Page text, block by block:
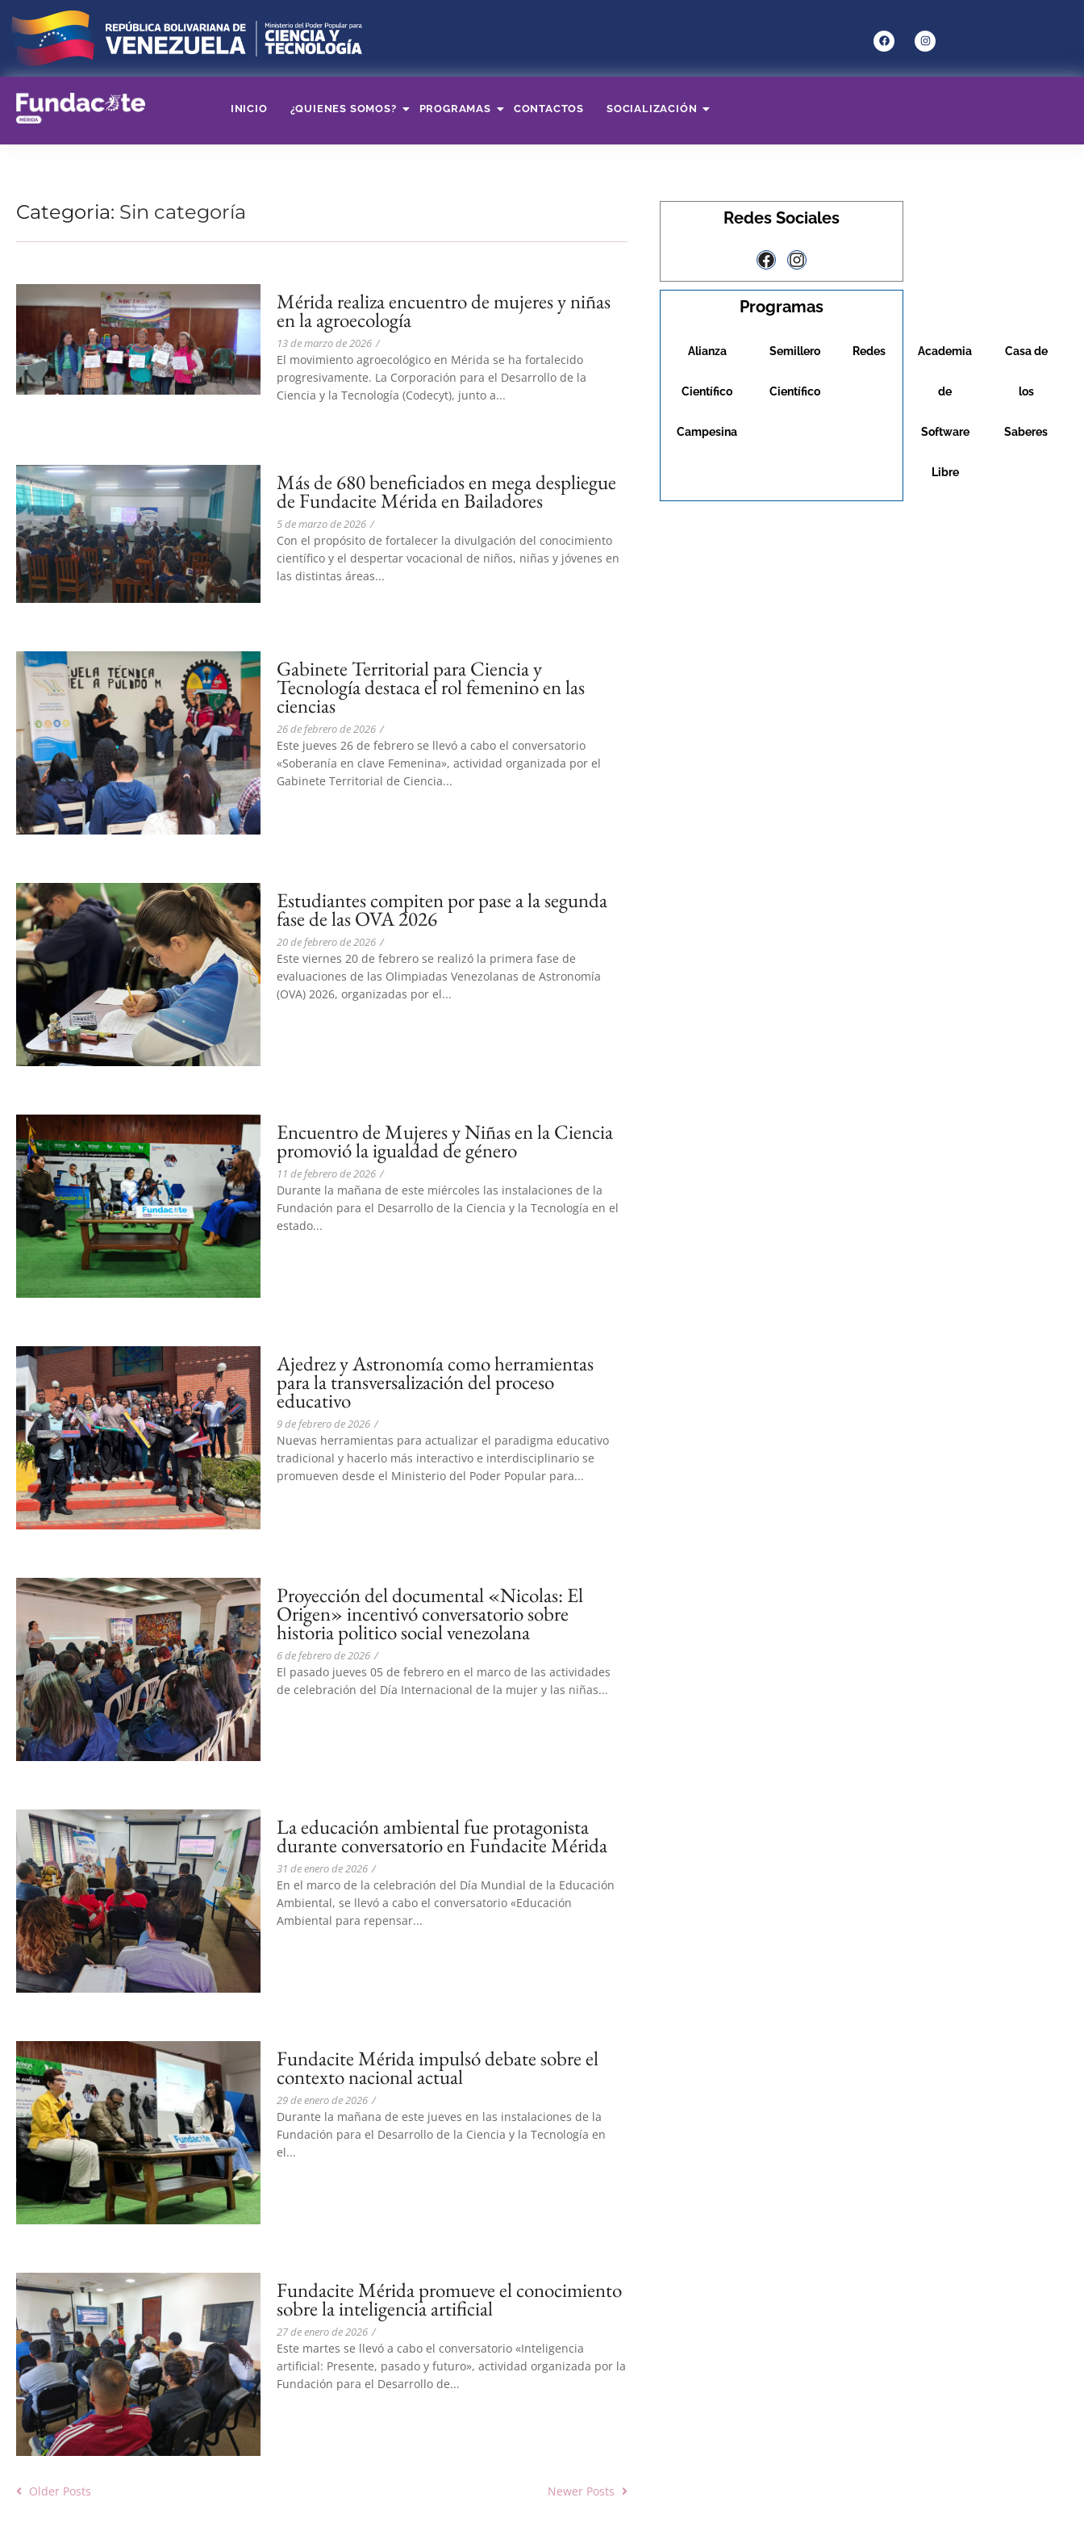
INICIO ¿QUIENES SOMOS? PROGRAMAS CONTACTOS SOCIALIZACIÓN
Categoria: Sin categoría
Mérida realiza encuentro de mujeres y niñas
en la agroecología
13 de marzo de 2026 /
El movimiento agroecológico en Mérida se ha fortalecido
progresivamente. La Corporación para el Desarrollo de la
Ciencia y la Tecnología (Codecyt), junto a...
Más de 680 beneficiados en mega despliegue
de Fundacite Mérida en Bailadores
5 de marzo de 2026 /
Con el propósito de fortalecer la divulgación del conocimiento
científico y el despertar vocacional de niños, niñas y jóvenes en
las distintas áreas...
Gabinete Territorial para Ciencia y
Tecnología destaca el rol femenino en las
ciencias
26 de febrero de 2026 /
‎Este jueves 26 de febrero se llevó a cabo el conversatorio
«Soberanía en clave Femenina», actividad organizada por el
Gabinete Territorial de Ciencia...
Estudiantes compiten por pase a la segunda
fase de las OVA 2026
20 de febrero de 2026 /
Este viernes 20 de febrero se realizó la primera fase de
evaluaciones de las Olimpiadas Venezolanas de Astronomía
(OVA) 2026, organizadas por el...
Encuentro de Mujeres y Niñas en la Ciencia
promovió la igualdad de género
11 de febrero de 2026 /
Durante la mañana de este miércoles las instalaciones de la
Fundación para el Desarrollo de la Ciencia y la Tecnología en el
estado...
Ajedrez y Astronomía como herramientas
para la transversalización del proceso
educativo
9 de febrero de 2026 /
Nuevas herramientas para actualizar el paradigma educativo
tradicional y hacerlo más interactivo e interdisciplinario se
promueven desde el Ministerio del Poder Popular para...
Proyección del documental «Nicolas: El
Origen» incentivó conversatorio sobre
historia politico social venezolana
6 de febrero de 2026 /
El pasado jueves 05 de febrero en el marco de las actividades
de celebración del Día Internacional de la mujer y las niñas...
La educación ambiental fue protagonista
durante conversatorio en Fundacite Mérida
31 de enero de 2026 /
En el marco de la celebración del Día Mundial de la Educación
Ambiental, se llevó a cabo el conversatorio «Educación
Ambiental para repensar...
Fundacite Mérida impulsó debate sobre el
contexto nacional actual
29 de enero de 2026 /
Durante la mañana de este jueves en las instalaciones de la
Fundación para el Desarrollo de la Ciencia y la Tecnología en
el...
Fundacite Mérida promueve el conocimiento
sobre la inteligencia artificial
27 de enero de 2026 /
Este martes se llevó a cabo el conversatorio «Inteligencia
artificial: Presente, pasado y futuro», actividad organizada por la
Fundación para el Desarrollo de...
Older Posts Newer Posts
Redes Sociales
Programas
Alianza
Científico
Campesina
Semillero
Científico
Redes Academia
de
Software
Libre
Casa de
los
Saberes